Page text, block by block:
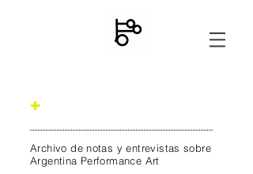
+
Archivo de notas y entrevistas sobre
Argentina Performance Art